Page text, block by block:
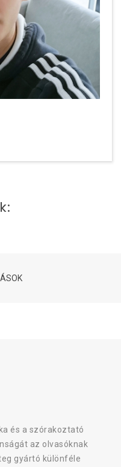
és a szórakoztató
az olvasóknak
gyártó különféle